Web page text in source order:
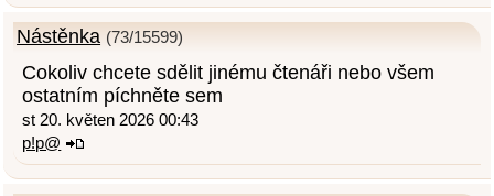
Nástěnka (73/15599)
Cokoliv chcete sdělit jinému čtenáři nebo všem
ostatním píchněte sem
st 20. květen 2026 00:43
p!p@